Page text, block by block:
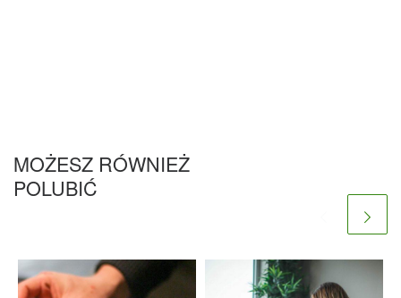
MOŻESZ RÓWNIEŻ
POLUBIĆ